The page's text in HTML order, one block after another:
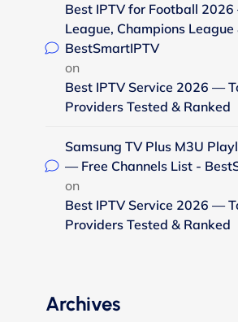
Best IPTV for Football
League, Champions League
BestSmartIPTV
on
Best IPTV Service 2026 —
Providers Tested & Ranked
Samsung TV Plus M3U
— Free Channels List -
on
Best IPTV Service 2026 —
Providers Tested & Ranked
Archives